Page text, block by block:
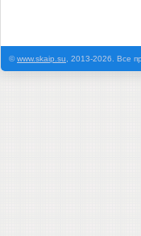
©www.skaip.su , 2013-2026. Все